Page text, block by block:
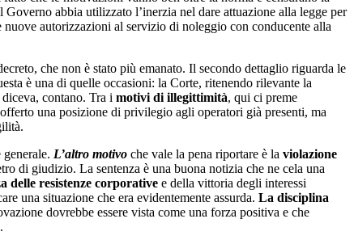
abbia utilizzato l’inerzia nel dare attuazione alla legge per
nuove autorizzazioni al servizio di noleggio con conducente alla
che non è stato più emanato. Il secondo dettaglio riguarda le
è una di quelle occasioni: la Corte, ritenendo rilevante la
contano. Tra i motivi di illegittimità, qui ci preme
una posizione di privilegio agli operatori già presenti, ma
L’altro motivo che vale la pena riportare è la violazione
di giudizio. La sentenza è una buona notizia che ne cela una
delle resistenze corporative e della vittoria degli interessi
una situazione che era evidentemente assurda. La disciplina
dovrebbe essere vista come una forza positiva e che